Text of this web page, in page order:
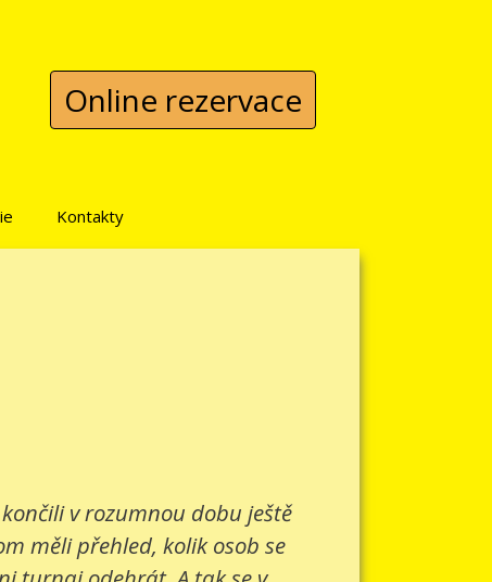
Online rezervace
Kontakty
v rozumnou dobu ještě
měli přehled, kolik osob se